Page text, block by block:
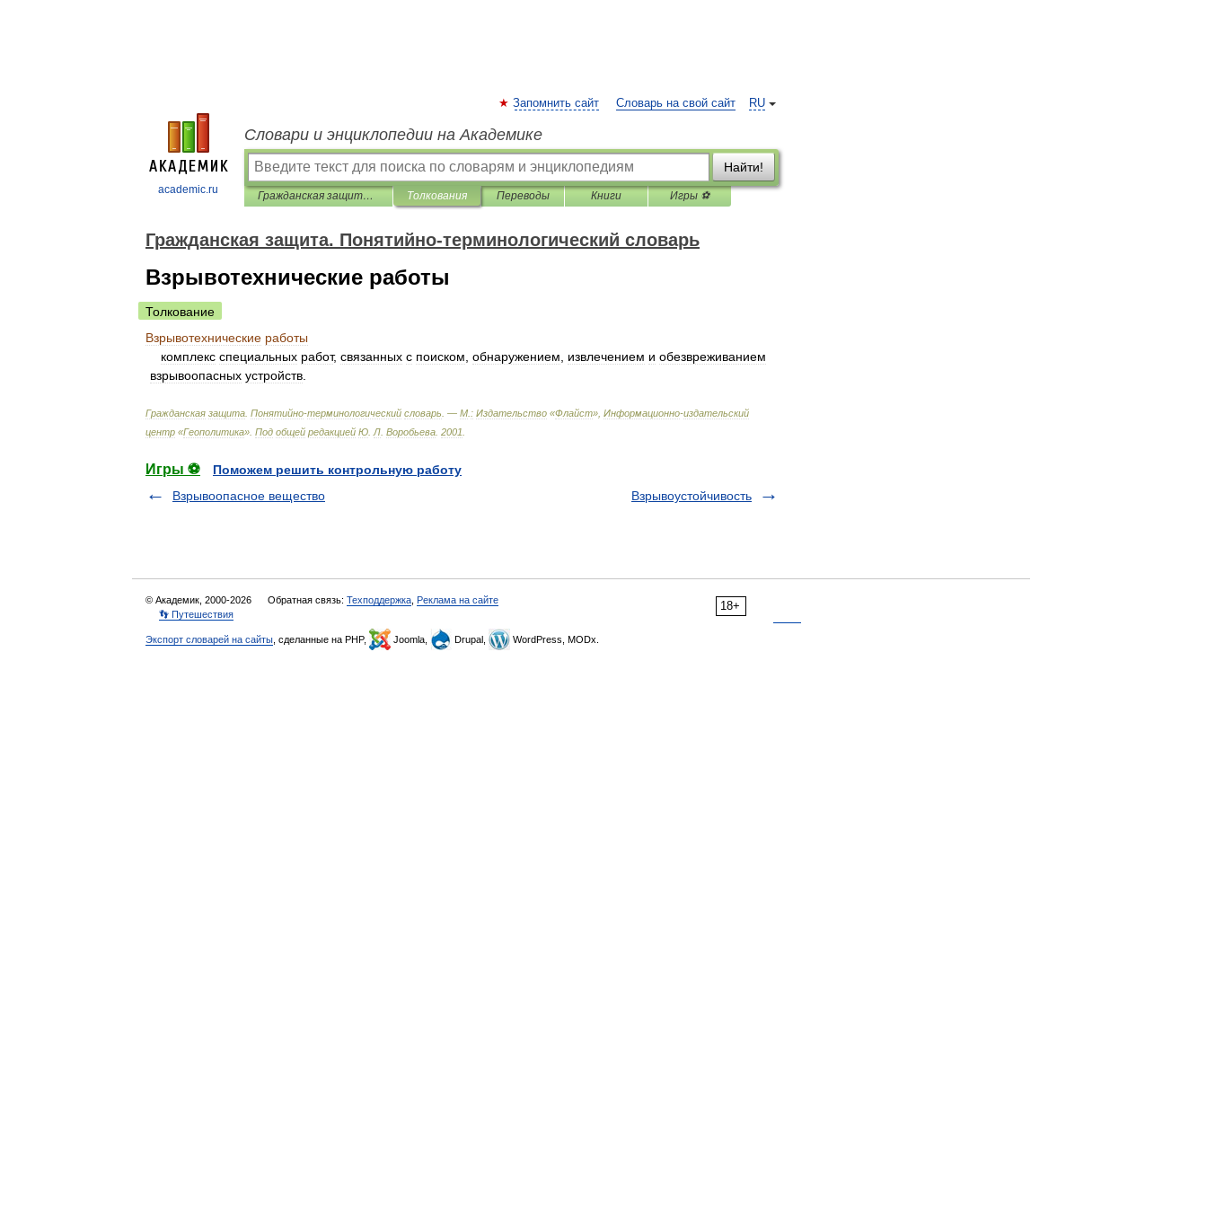
academic.ru
RU
Запомнить сайт Словарь на свой сайт
Словари и энциклопедии на Академике
Найти!
Гражданская защита. Понятийно-терминологический словарь Толкования Переводы Книги Игры ⚽
Гражданская защита. Понятийно-терминологический словарь
Взрывотехнические работы
Толкование
Взрывотехнические работы
комплекс специальных работ, связанных с поиском обнаружением извлечением и обезвреживанием
взрывоопасных устройств
Гражданская защита Понятийно-терминологический словарь . — М : Издательство «Флайст», Информационно-издательский
центр «Геополитика» Под общей редакцией Ю Л Воробьева 2001
Игры ⚽
Поможем решить контрольную работу
Взрывоопасное вещество
Взрывоустойчивость
18+
© Академик, 2000-2026 Обратная связь: Техподдержка Реклама на сайте
👣 Путешествия
Экспорт словарей на сайты , сделанные на PHP, Joomla, Drupal, WordPress, MODx.